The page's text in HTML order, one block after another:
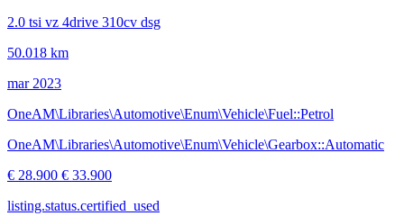
2.0 tsi vz 4drive 310cv dsg
50.018 km
mar 2023
OneAM\Libraries\Automotive\Enum\Vehicle\Fuel::Petrol
OneAM\Libraries\Automotive\Enum\Vehicle\Gearbox::Automatic
€ 28.900 € 33.900
listing.status.certified_used